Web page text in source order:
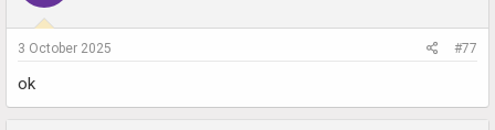
3 October 2025 #77
ok